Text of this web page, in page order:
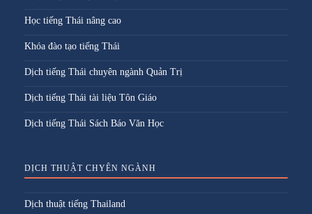
Học tiếng Thái nâng cao
Khóa đào tạo tiếng Thái
Dịch tiếng Thái chuyên ngành Quản Trị
Dịch tiếng Thái tài liệu Tôn Giáo
Dịch tiếng Thái Sách Báo Văn Học
DỊCH THUẬT CHYÊN NGÀNH
Dịch thuật tiếng Thailand